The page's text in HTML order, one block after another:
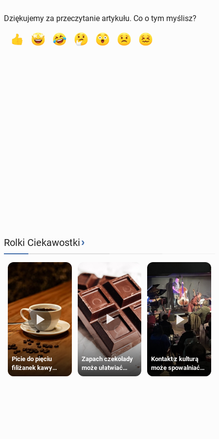
Dziękujemy za przeczytanie artykułu. Co o tym myślisz?
Rolki Ciekawostki›
Picie do pięciu
filiżanek kawy
dziennie jest
Zapach czekolady
może ułatwiać
trening siłowy
Kontakt z kulturą
może spowalniać
starzenie